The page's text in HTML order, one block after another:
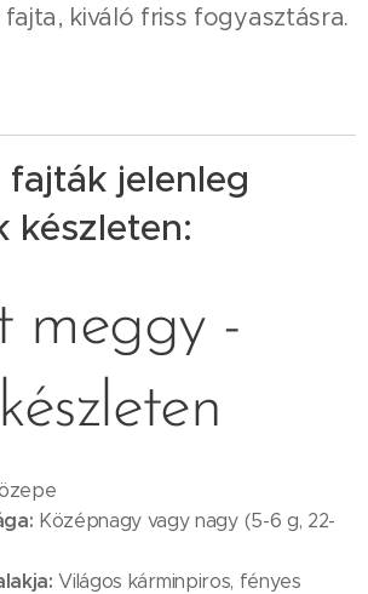
fajta, kiváló friss fogyasztásra.
jelenleg
készleten:
meggy -
Középnagy vagy nagy (5-6 g, 22-
Világos kárminpiros, fényes